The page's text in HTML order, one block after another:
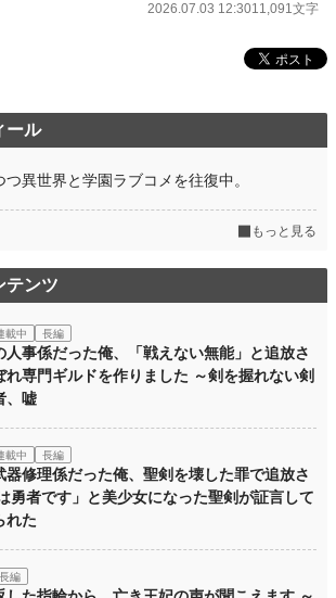
2026.07.03 12:3011,091文字
ール
異世界と学園ラブコメを往復中。
もっと見る
テンツ
載中 長編
人事係だった俺、「戦えない無能」と追放さ
れ専門ギルドを作りました ～剣を握れない剣
、嘘
載中 長編
器修理係だった俺、聖剣を壊した罪で追放さ
勇者です」と美少女になった聖剣が証言して
れた
長編